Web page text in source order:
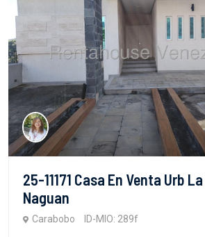
25-11171 Casa En Venta Urb
Naguan
Carabobo ID-MIO: 289f